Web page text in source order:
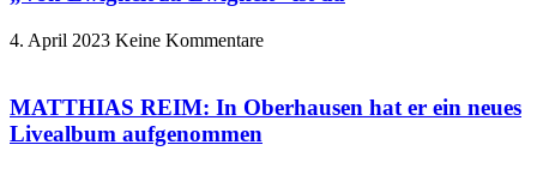
4. April 2023 Keine Kommentare
MATTHIAS REIM: In Oberhausen hat er ein neues
Livealbum aufgenommen